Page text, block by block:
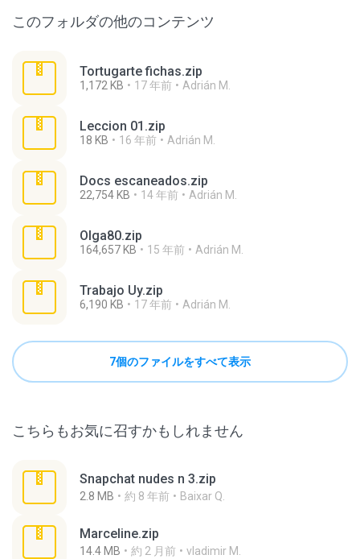
このフォルダの他のコンテンツ
Tortugarte fichas.zip
1,172 KB 17 年前 Adrián M.
Leccion 01.zip
18 KB 16 年前 Adrián M.
Docs escaneados.zip
22,754 KB 14 年前 Adrián M.
Olga80.zip
164,657 KB 15 年前 Adrián M.
Trabajo Uy.zip
6,190 KB 17 年前 Adrián M.
7個のファイルをすべて表示
こちらもお気に召すかもしれません
Snapchat nudes n 3.zip
2.8 MB 約 8 年前 Baixar Q.
Marceline.zip
14.4 MB 約 2 月前 vladimir M.